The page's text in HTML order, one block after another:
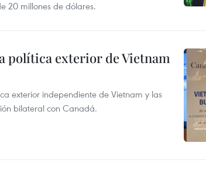
20 millones de dólares.
política exterior de Vietnam
exterior independiente de Vietnam y las
bilateral con Canadá.